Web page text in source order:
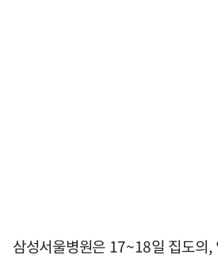
삼성서울병원은 17~18일 집도의,